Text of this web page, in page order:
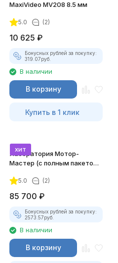
MaxiVideo MV208 8.5 мм
5.0 (2)
10 625 ₽
Бонусных рублей за покупку:
319.07руб.
В наличии
В корзину
Купить в 1 клик
хит
Лаборатория Мотор-
Мастер (с полным пакетом
5.0 (2)
85 700 ₽
Бонусных рублей за покупку:
2573.57руб.
В наличии
В корзину